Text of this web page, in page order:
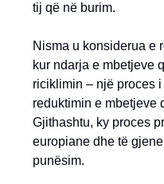
tij që në burim.
Nisma u konsiderua e
kur ndarja e mbetjeve
riciklimin – një proces
reduktimin e mbetjeve
Gjithashtu, ky proces
europiane dhe të
punësim.